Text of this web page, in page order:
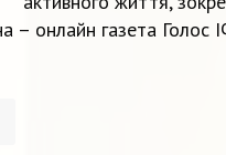
онлайн газета Голос